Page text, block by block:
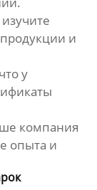
и
у
компания
опыта и